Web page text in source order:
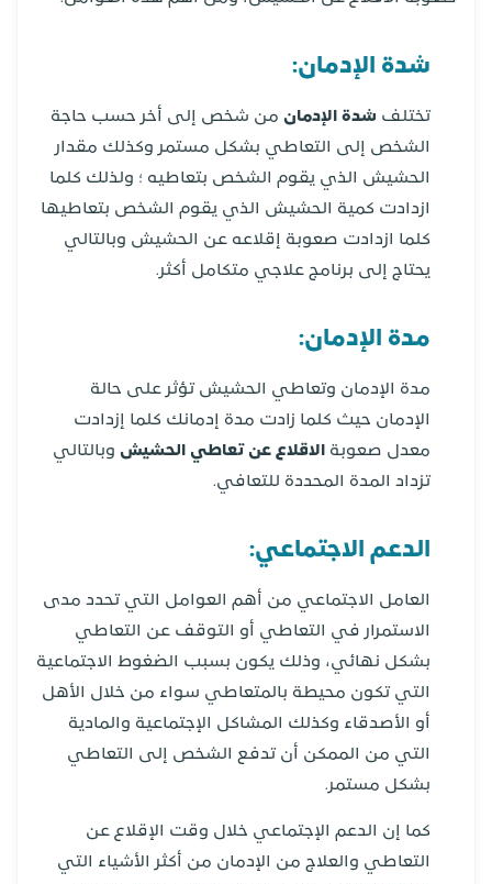
شدة الإدمان:
تختلف شدة الإدمان من شخص إلى أخر حسب حاجة
الشخص إلى التعاطي بشكل مستمر وكذلك مقدار
الحشيش الذي يقوم الشخص بتعاطيه ؛ ولذلك كلما
ازدادت كمية الحشيش الذي يقوم الشخص بتعاطيها
كلما ازدادت صعوبة إقلاعه عن الحشيش وبالتالي
يحتاج إلى برنامج علاجي متكامل أكثر.
مدة الإدمان:
مدة الإدمان وتعاطي الحشيش تؤثر على حالة
الإدمان حيث كلما زادت مدة إدمانك كلما إزدادت
معدل صعوبة الاقلاع عن تعاطي الحشيش وبالتالي
تزداد المدة المحددة للتعافي.
الدعم الاجتماعي:
العامل الاجتماعي من أهم العوامل التي تحدد مدى
الاستمرار في التعاطي أو التوقف عن التعاطي
بشكل نهائي، وذلك يكون بسبب الضغوط الاجتماعية
التي تكون محيطة بالمتعاطي سواء من خلال الأهل
أو الأصدقاء وكذلك المشاكل الإجتماعية والمادية
التي من الممكن أن تدفع الشخص إلى التعاطي
بشكل مستمر.
كما إن الدعم الإجتماعي خلال وقت الإقلاع عن
التعاطي والعلاج من الإدمان من أكثر الأشياء التي